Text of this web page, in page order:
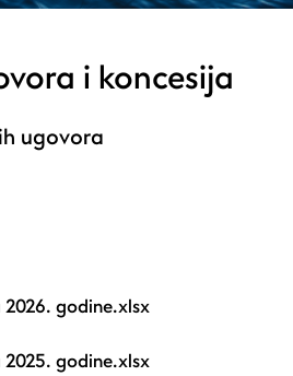
i koncesija
ugovora
godine.xlsx
godine.xlsx